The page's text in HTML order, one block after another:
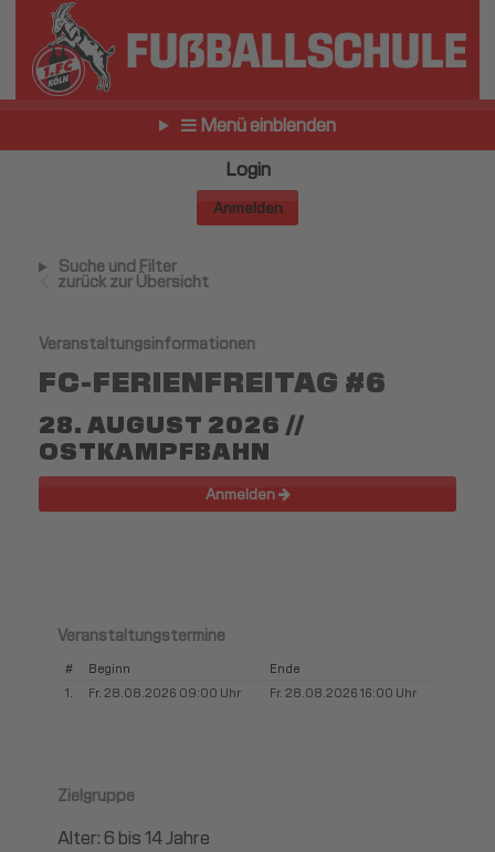
Menü einblenden
Login
Anmelden
Suche und Filter
zurück zur Übersicht
Veranstaltungsinformationen
FC-FERIENFREITAG #6
28. AUGUST 2026 //
OSTKAMPFBAHN
Anmelden
Veranstaltungstermine
# Beginn
Ende
1.
Fr. 28.08.2026 09:00 Uhr Fr. 28.08.2026 16:00 Uhr
Zielgruppe
Alter: 6 bis 14 Jahre